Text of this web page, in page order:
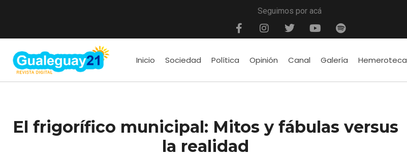
Seguimos por acá
Inicio Sociedad Política Opinión Canal Galería Hemeroteca
El frigorífico municipal: Mitos y fábulas versus
la realidad